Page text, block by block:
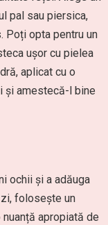
pal sau piersica,
Poți opta pentru un
ușor cu pielea
aplicat cu o
și amestecă-l bine
ochii și a adăuga
folosește un
apropiată de